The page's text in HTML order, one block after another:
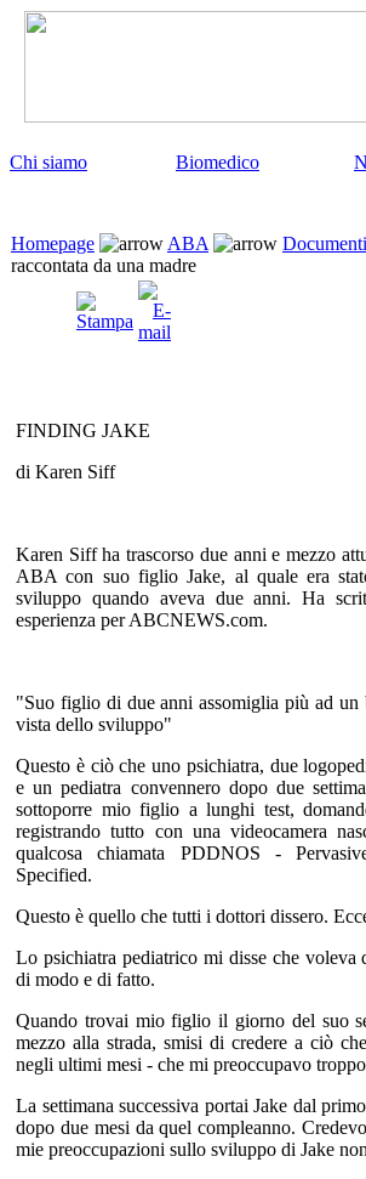
Chi siamo Biomedico
Homepage ABA
raccontata da una madre
FINDING JAKE
di Karen Siff
Karen Siff ha trascorso due anni e mezzo
ABA con suo figlio Jake, al quale era
sviluppo quando aveva due anni. Ha
esperienza per ABCNEWS.com.
"Suo figlio di due anni assomiglia più ad
vista dello sviluppo"
Questo è ciò che uno psichiatra, due
e un pediatra convennero dopo due
sottoporre mio figlio a lunghi test,
registrando tutto con una videocamera
qualcosa chiamata PDDNOS -
Specified.
Questo è quello che tutti i dottori dissero.
Lo psichiatra pediatrico mi disse che
di modo e di fatto.
Quando trovai mio figlio il giorno del suo
mezzo alla strada, smisi di credere a ciò
negli ultimi mesi - che mi preoccupavo
La settimana successiva portai Jake dal
dopo due mesi da quel compleanno.
mie preoccupazioni sullo sviluppo di Jake